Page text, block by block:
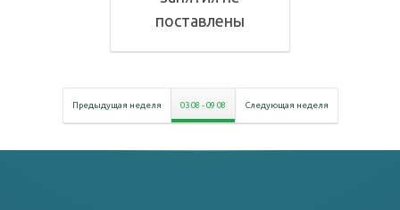
поставлены
Предыдущая неделя 03 08 -09 08 Следующая неделя